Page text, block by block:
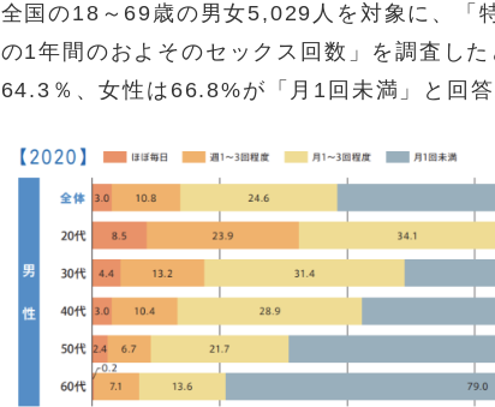
全国の18～69歳の男女5,029人を対象に、「
の1年間のおよそのセックス回数」を調査し
64.3％、女性は66.8%が「月1回未満」と回答